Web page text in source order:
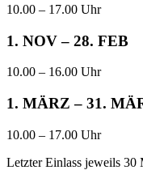
10.00 – 17.00 Uhr
1. NOV – 28. FEB
10.00 – 16.00 Uhr
1. MÄRZ – 31.
10.00 – 17.00 Uhr
Letzter Einlass jeweils 30